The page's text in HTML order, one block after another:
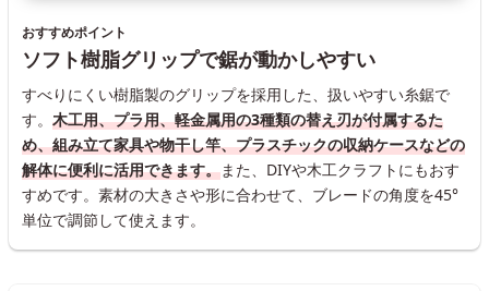
おすすめポイント
ソフト樹脂グリップで鋸が動かしやすい
すべりにくい樹脂製のグリップを採用した、扱いやすい糸鋸で
す。 木工用、プラ用、軽金属用の3種類の替え刃が付属するた
め、組み立て家具や物干し竿、プラスチックの収納ケースなどの
解体に便利に活用できます。また、DIYや木工クラフトにもおす
すめです。素材の大きさや形に合わせて、ブレードの角度を45°
単位で調節して使えます。